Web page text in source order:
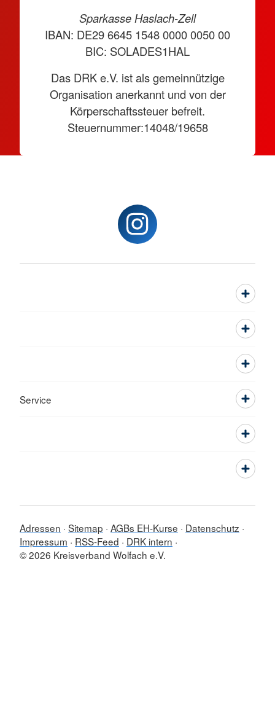
Sparkasse Haslach-Zell
IBAN: DE29 6645 1548 0000 0050 00
BIC: SOLADES1HAL
Das DRK e.V. ist als gemeinnützige
Organisation anerkannt und von der
Körperschaftssteuer befreit.
Steuernummer:14048/19658
Service
Adressen Sitemap AGBs EH-Kurse
Datenschutz
Impressum
RSS-Feed
DRK intern
© 2026 Kreisverband Wolfach e.V.